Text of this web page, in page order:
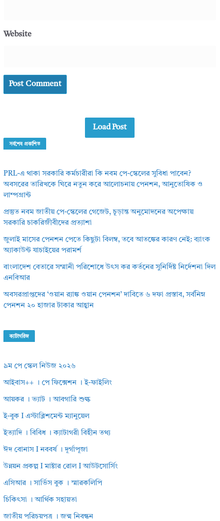
Website
Load Post
সর্বশেষ প্রকাশিত
PRL-এ থাকা সরকারি কর্মচারীরা কি নবম পে-স্কেলের সুবিধা পাবেন?
অবসরের তারিখকে ঘিরে নতুন করে আলোচনায় পেনশন, আনুতোষিক ও
লাম্পগ্রান্ট
প্রস্তুত নবম জাতীয় পে-স্কেলের গেজেট, চূড়ান্ত অনুমোদনের অপেক্ষায়
সরকারি চাকরিজীবীদের প্রত্যাশা
জুলাই মাসের পেনশন পেতে কিছুটা বিলম্ব, তবে আতঙ্কের কারণ নেই: ব্যাংক
অ্যাকাউন্ট যাচাইয়ের পরামর্শ
বাংলাদেশ বেতারে সম্মানী পরিশোধে উৎস কর কর্তনের সুনির্দিষ্ট নির্দেশনা দিল
এনবিআর
অবসরপ্রাপ্তদের ‘ওয়ান র‌্যাঙ্ক ওয়ান পেনশন’ দাবিতে ৬ দফা প্রস্তাব, সর্বনিম্ন
পেনশন ২০ হাজার টাকার আহ্বান
ক্যাটাগরিজ
৯ম পে স্কেল নিউজ ২০২৬
আইবাস++ । পে ফিক্সেশন । ই-ফাইলিং
আয়কর । ভ্যাট । আবগারি শুল্ক
ই-বুক I এস্টাব্লিশমেন্ট ম্যানুয়েল
ইত্যাদি । বিবিধ । ক্যাটাগরী বিহীন তথ্য
ঈদ বোনাস I নববর্ষ । দূর্গাপূজা
উন্নয়ন প্রকল্প I মাষ্টার রোল I আউটসোর্সিং
এসিআর । সার্ভিস বুক । স্মারকলিপি
চিকিৎসা । আর্থিক সহায়তা
জাতীয় পরিচয়পত্র । জন্ম নিবন্ধন